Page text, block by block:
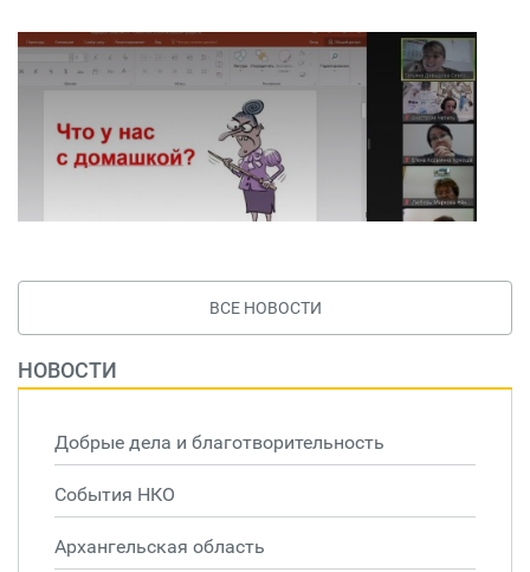
ВСЕ НОВОСТИ
НОВОСТИ
Добрые дела и благотворительность
События НКО
Архангельская область